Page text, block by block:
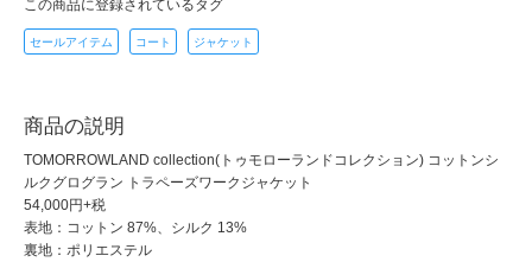
この商品に登録されているタグ
セールアイテム コート ジャケット
商品の説明
TOMORROWLAND collection(トゥモローランドコレクション) コットンシ
ルクグログラン トラペーズワークジャケット
54,000円+税
表地：コットン 87%、シルク 13%
裏地：ポリエステル